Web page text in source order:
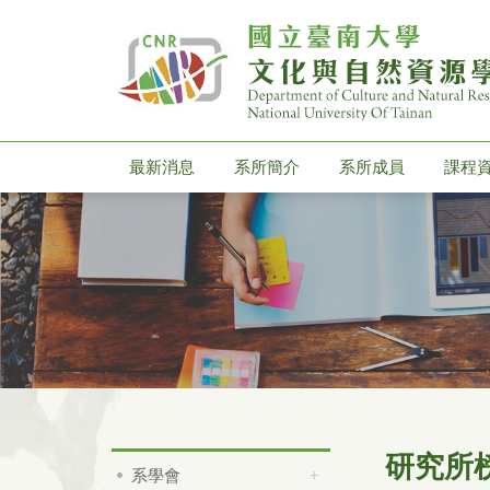
最新消息 系所簡介 系所成員 課程
研究所
系學會